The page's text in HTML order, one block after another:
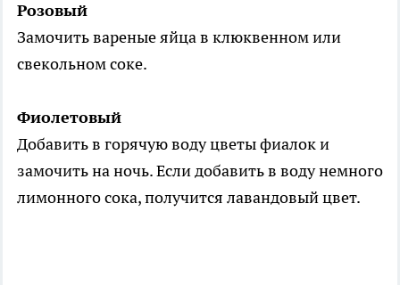
Розовый
Замочить вареные яйца в клюквенном или
свекольном соке.
Фиолетовый
Добавить в горячую воду цветы фиалок и
замочить на ночь. Если добавить в воду немного
лимонного сока, получится лавандовый цвет.